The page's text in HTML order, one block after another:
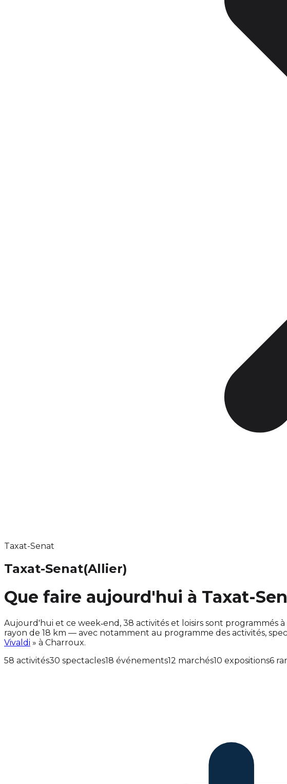
Taxat-Senat
Taxat-Senat(Allier)
Que faire aujourd'hui à Taxat-
Aujourd'hui et ce week‑end, 38 activités et loisirs sont programmés
rayon de 18 km — avec notamment au programme des activités,
Vivaldi » à Charroux.
58 activités30 spectacles18 événements12 marchés10 expositions6